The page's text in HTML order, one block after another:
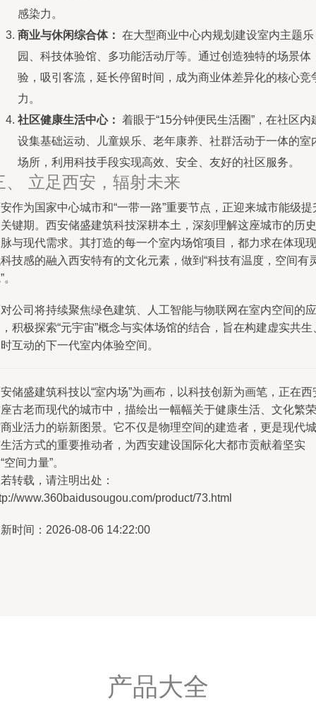
感染力。
商业与休闲综合体： 在大型商业中心内规划建设室内主题乐
园、科技体验馆、多功能活动厅等。通过创造独特的场景体
验，吸引客流，延长停留时间，成为商业体差异化的核心竞
力。
社区健康生活中心： 着眼于“15分钟便民生活圈”，在社区内
设集基础运动、儿童娱乐、老年康养、社群活动于一体的室
场所，利用科技手段实现高效、安全、友好的社区服务。
、 立足西安，辐射未来
作为国家中心城市和“一带一路”重要节点，正迎来城市能级提
键期。西安储盛建筑科技深耕本土，深刻理解这座城市的历史
与现代需求。其打造的每一个室内场馆项目，都力求在体现现
技感的融入西安特有的文化元素，做到“科技有温度，空间有
公司将持续聚焦绿色建筑、人工智能与物联网在室内空间的应
积极探索“元宇宙”概念与实体场馆的结合，旨在构建虚实共生
互动的下一代室内体验空间。
储盛建筑科技以“室内场”为画布，以科技创新为画笔，正在西
古老而现代的城市中，描绘出一幅幅关于健康生活、文化繁荣
业活力的崭新图景。它不仅是物理空间的建造者，更是现代城
活方式的重要推动者，为西安建设国际化大都市贡献着坚实
空间力量”。
转载，请注明出处：
www.360baidusougou.com/product/73.html
时间：2026-08-06 14:22:00
产品大全